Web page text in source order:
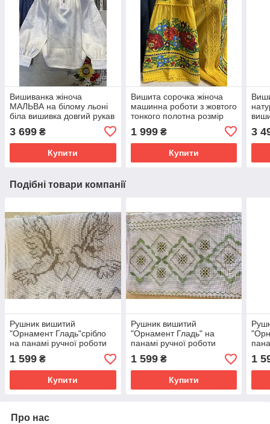
Вишиванка жіноча
МАЛЬВА на білому льоні
біла вишивка довгий рукав
наявності розміри (38)
3 699 ₴
Купити
Вишита сорочка жіноча
машинна роботи з жовтого
тонкого полотна розмір
1 999₴
Купити
3
Подібні товари компанії
Рушник вишитий
"Орнамент Гладь"срібло
на панамі ручної роботи
198*33 см
1 599 ₴
Купити
Рушник вишитий
"Орнамент Гладь" на
панамі ручної роботи
198*33 см.
1 599₴
Купити
1
Про нас